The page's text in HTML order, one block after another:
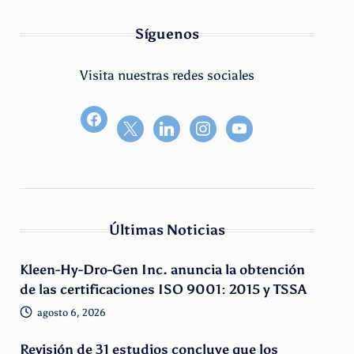
Síguenos
Visita nuestras redes sociales
facebook2
Últimas Noticias
Kleen-Hy-Dro-Gen Inc. anuncia la obtención
de las certificaciones ISO 9001: 2015 y TSSA
agosto 6, 2026
Revisión de 31 estudios concluye que los